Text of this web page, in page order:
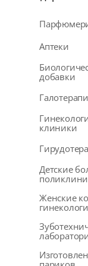
Аптеки
добавки
клиники
Детские
Женские